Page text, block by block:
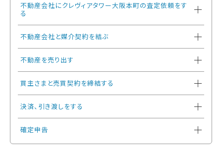
不動産会社にクレヴィアタワー大阪本町の査定依頼をす
る
不動産会社と媒介契約を結ぶ
不動産を売り出す
買主さまと売買契約を締結する
決済、引き渡しをする
確定申告